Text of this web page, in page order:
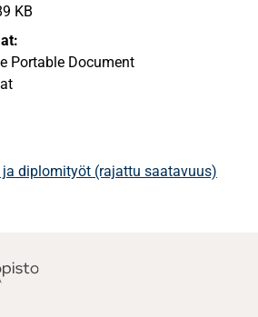
KB
Portable Document
diplomityöt (rajattu saatavuus)